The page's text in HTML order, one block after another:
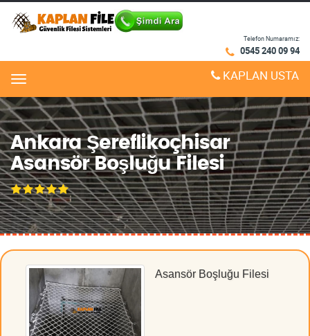
Telefon Numaramız:
0545 240 09 94
Menu KAPLAN USTA
Ankara Şereflikoçhisar
Asansör Boşluğu Filesi
Asansör Boşluğu Filesi